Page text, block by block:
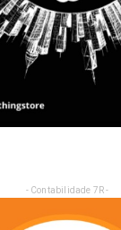
- Contabilidade 7R -